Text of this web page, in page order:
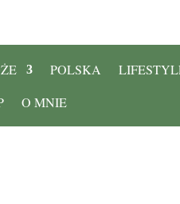
POLSKA
O MNIE